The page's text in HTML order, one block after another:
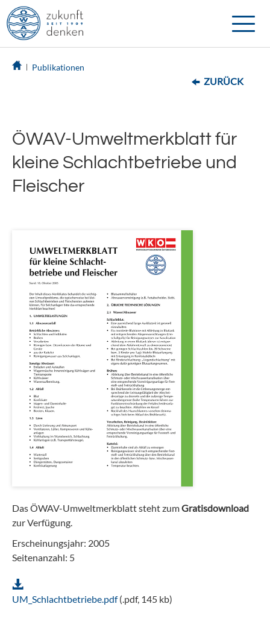
Toggle
Publikationen
ZURÜCK
ÖWAV-Umweltmerkblatt für
kleine Schlachtbetriebe und
Fleischer
Das ÖWAV-Umweltmerkblatt steht zumGratisdownload
zur Verfügung.
Erscheinungsjahr: 2005
Seitenanzahl: 5
UM_Schlachtbetriebe.pdf(.pdf, 145 kb)